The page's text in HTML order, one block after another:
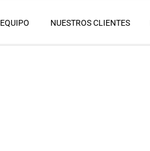
EQUIPO NUESTROS CLIENTES